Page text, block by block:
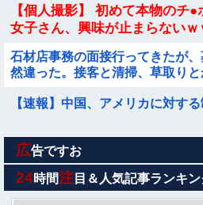
【個人撮影】 初めて本物のチ
女子さん、興味が止まらないｗ
石材店事務の面接行ってきたが
然違った。接客と清掃、草取りと
【速報】中国、アメリカに対す
元ジャングルポケットメンバー
求刑 ロケバスで女性に性的暴行
【速報】専門家「イオンモール
広告ですお
24時間注 目＆人気記事ランキ